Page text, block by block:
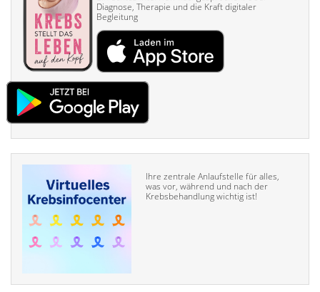
Diagnose, Therapie und die Kraft digitaler
Begleitung
Ihre zentrale Anlaufstelle für alles,
was vor, während und nach der
Krebsbehandlung wichtig ist!